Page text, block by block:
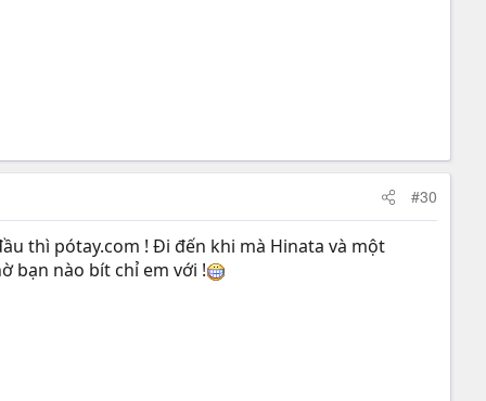
#30
thì pótay.com ! Đi đến khi mà Hinata và một
bạn nào bít chỉ em với !